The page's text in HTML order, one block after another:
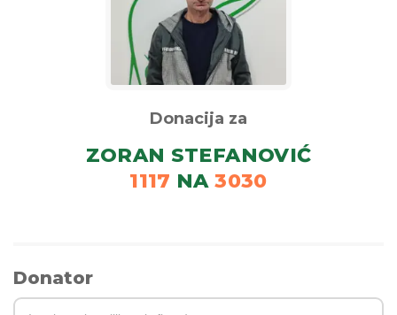
Donacija za
ZORAN STEFANOVIĆ
1117 NA 3030
Donator